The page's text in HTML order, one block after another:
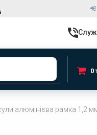
0
алюмінієва рамка 1,2